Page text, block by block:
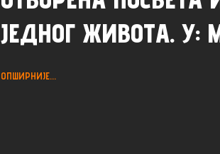
ЈЕДНОГ ЖИВОТА. У:
ОПШИРНИЈЕ...